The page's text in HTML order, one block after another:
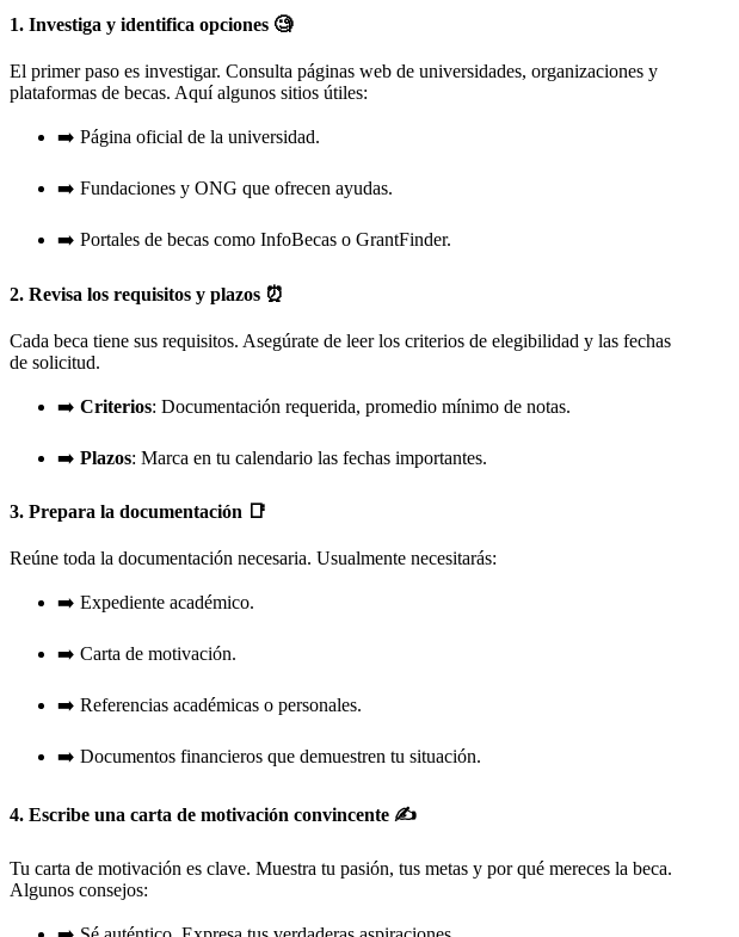
1. Investiga y identifica opciones 🧐
El primer paso es investigar. Consulta páginas web de universidades, organizaciones y
plataformas de becas. Aquí algunos sitios útiles:
➡️ Página oficial de la universidad.
➡️ Fundaciones y ONG que ofrecen ayudas.
➡️ Portales de becas como InfoBecas o GrantFinder.
2. Revisa los requisitos y plazos ⏰
Cada beca tiene sus requisitos. Asegúrate de leer los criterios de elegibilidad y las fechas
de solicitud.
➡️ Criterios: Documentación requerida, promedio mínimo de notas.
➡️ Plazos: Marca en tu calendario las fechas importantes.
3. Prepara la documentación 📑
Reúne toda la documentación necesaria. Usualmente necesitarás:
➡️ Expediente académico.
➡️ Carta de motivación.
➡️ Referencias académicas o personales.
➡️ Documentos financieros que demuestren tu situación.
4. Escribe una carta de motivación convincente ✍️
Tu carta de motivación es clave. Muestra tu pasión, tus metas y por qué mereces la beca.
Algunos consejos: